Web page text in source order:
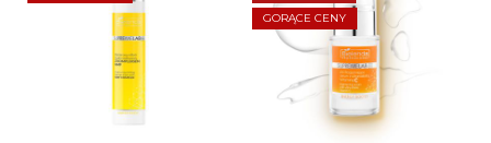
GORĄCE CENY